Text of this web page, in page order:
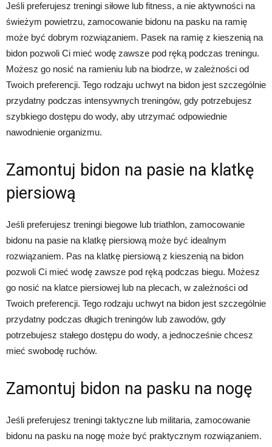
Jeśli preferujesz treningi siłowe lub fitness, a nie aktywności na
świeżym powietrzu, zamocowanie bidonu na pasku na ramię
może być dobrym rozwiązaniem. Pasek na ramię z kieszenią na
bidon pozwoli Ci mieć wodę zawsze pod ręką podczas treningu.
Możesz go nosić na ramieniu lub na biodrze, w zależności od
Twoich preferencji. Tego rodzaju uchwyt na bidon jest szczególnie
przydatny podczas intensywnych treningów, gdy potrzebujesz
szybkiego dostępu do wody, aby utrzymać odpowiednie
nawodnienie organizmu.
Zamontuj bidon na pasie na klatkę
piersiową
Jeśli preferujesz treningi biegowe lub triathlon, zamocowanie
bidonu na pasie na klatkę piersiową może być idealnym
rozwiązaniem. Pas na klatkę piersiową z kieszenią na bidon
pozwoli Ci mieć wodę zawsze pod ręką podczas biegu. Możesz
go nosić na klatce piersiowej lub na plecach, w zależności od
Twoich preferencji. Tego rodzaju uchwyt na bidon jest szczególnie
przydatny podczas długich treningów lub zawodów, gdy
potrzebujesz stałego dostępu do wody, a jednocześnie chcesz
mieć swobodę ruchów.
Zamontuj bidon na pasku na nogę
Jeśli preferujesz treningi taktyczne lub militaria, zamocowanie
bidonu na pasku na nogę może być praktycznym rozwiązaniem.